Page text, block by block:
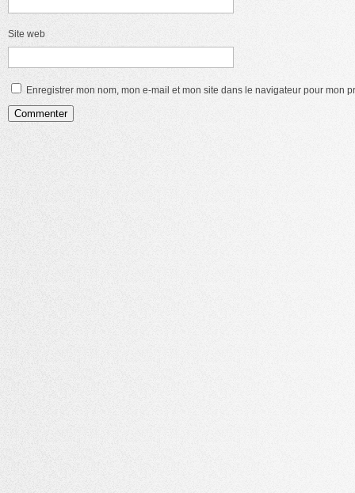
Site web
Enregistrer mon nom, mon e-mail et mon site dans le navigateur pour mon